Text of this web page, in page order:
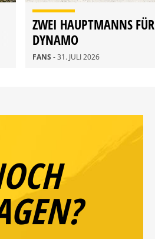
ZWEI HAUPTMANNS FÜR
DYNAMO
FANS - 31. JULI 2026